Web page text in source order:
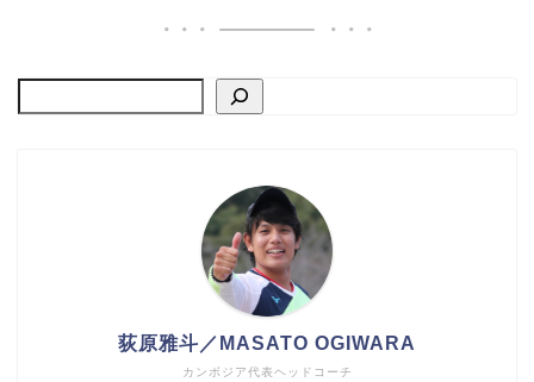
カンボジア代表ヘッドコーチ
荻原雅斗／MASATO OGIWARA